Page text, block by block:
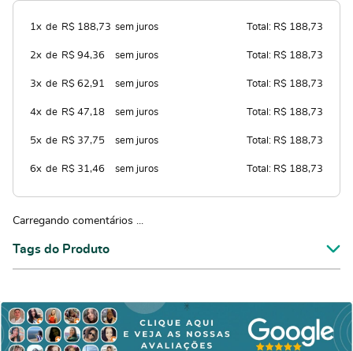
1x de R$ 188,73 sem juros Total: R$ 188,73
2x de R$ 94,36 sem juros Total: R$ 188,73
3x de R$ 62,91 sem juros Total: R$ 188,73
4x de R$ 47,18 sem juros Total: R$ 188,73
5x de R$ 37,75 sem juros Total: R$ 188,73
6x de R$ 31,46 sem juros Total: R$ 188,73
Carregando comentários ...
Tags do Produto